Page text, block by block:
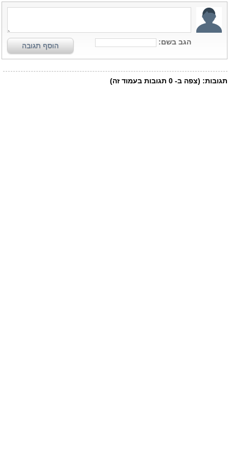
הגב בשם: הוסף תגובה
תגובות: (צפה ב- 0 תגובות בעמוד זה)